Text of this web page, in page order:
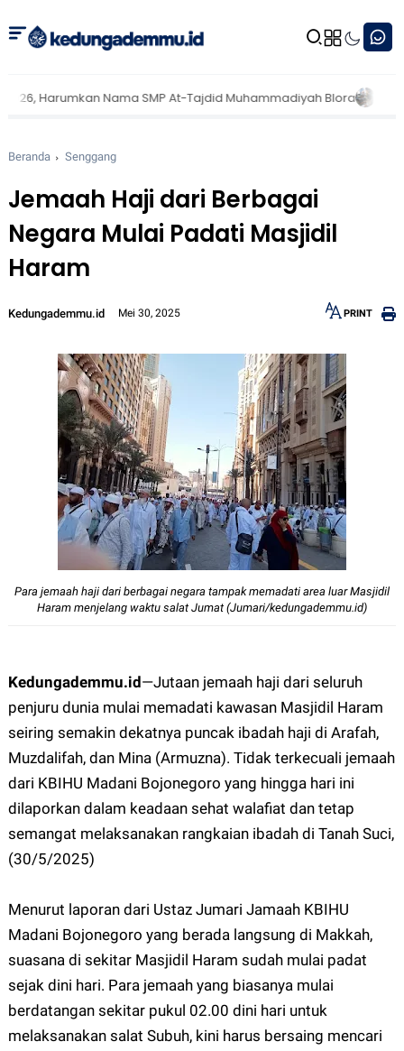
Nama SMP At-Tajdid Muhammadiyah Blora Mahasiswa
Beranda Senggang
Jemaah Haji dari Berbagai
Negara Mulai Padati Masjidil
Haram
Kedungademmu.id Mei 30, 2025 PRINT
Para jemaah haji dari berbagai negara tampak memadati area luar Masjidil
Haram menjelang waktu salat Jumat (Jumari/kedungademmu.id)
Kedungademmu.id—Jutaanjemaah haji dari seluruh
penjuru dunia mulai memadati kawasan Masjidil Haram
seiring semakin dekatnya puncak ibadah haji di Arafah,
Muzdalifah, dan Mina (Armuzna). Tidak terkecuali jemaah
dari KBIHU Madani Bojonegoro yang hingga hari ini
dilaporkan dalam keadaan sehat walafiat dan tetap
semangat melaksanakan rangkaian ibadah di Tanah Suci,
(30/5/2025)
Menurut laporan dari Ustaz Jumari Jamaah KBIHU
Madani Bojonegoro yang berada langsung di Makkah,
suasana di sekitar Masjidil Haram sudah mulai padat
sejak dini hari. Para jemaah yang biasanya mulai
berdatangan sekitar pukul 02.00 dini hari untuk
melaksanakan salat Subuh, kini harus bersaing mencari